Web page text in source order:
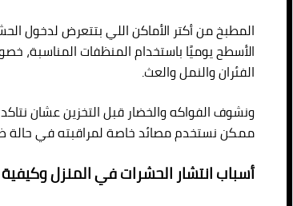
المطبخ من أكتر الأماكن اللي بتتعرض
الأسطح يوميًا باستخدام المنظفات المناسبة،
الفئران والنمل والعث.
ونشوف الفواكه والخضار قبل التخزين عشان
ممكن نستخدم مصائد خاصة لمراقبته في حالة
أسباب انتشار الحشرات في المنزل